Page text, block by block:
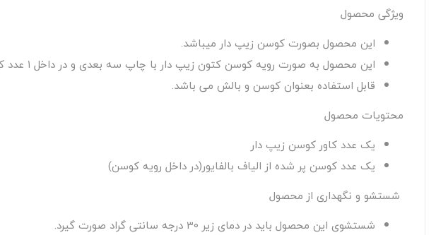
ویژگی محصول
این محصول بصورت کوسن زیپ دار میباشد.
این محصول به صورت رویه کوسن کتون زیپ دار با چاپ سه بعدی و در داخل ۱ عدد کوسن ساده با الیاف بالفایور ضد الرژی و ضد حساسیت می باشد.
قابل استفاده بعنوان کوسن و بالش می باشد.
محتویات محصول
یک عدد کاور کوسن زیپ دار
یک عدد کوسن پر شده از الیاف بالفایور(در داخل رویه کوسن)
شستشو و نگهداری از محصول
شستشوی این محصول باید در دمای زیر 30 درجه سانتی گراد صورت گیرد.